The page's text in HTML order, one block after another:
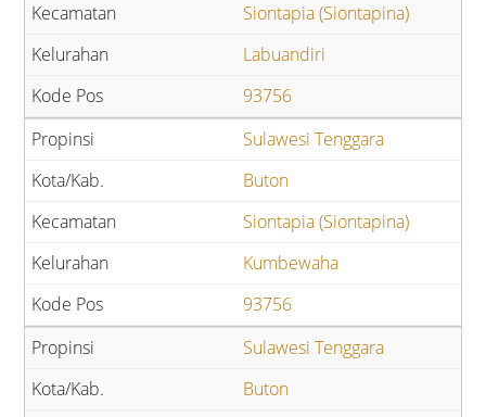
Siontapia (Siontapina)
Labuandiri
93756
Sulawesi Tenggara
Buton
Siontapia (Siontapina)
Kumbewaha
93756
Sulawesi Tenggara
Buton